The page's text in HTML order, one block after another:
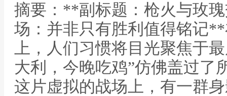
摘要：**副标题：枪火与玫
场：并非只有胜利值得铭记
上，人们习惯将目光聚焦于
大利，今晚吃鸡”仿佛盖过了
这片虚拟的战场上，有一群